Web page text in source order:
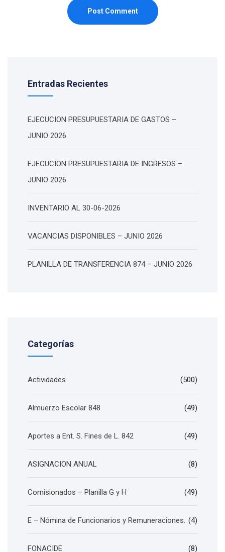
Post Comment
Entradas Recientes
EJECUCION PRESUPUESTARIA DE GASTOS –
JUNIO 2026
EJECUCION PRESUPUESTARIA DE INGRESOS –
JUNIO 2026
INVENTARIO AL 30-06-2026
VACANCIAS DISPONIBLES – JUNIO 2026
PLANILLA DE TRANSFERENCIA 874 – JUNIO 2026
Categorías
Actividades (500)
Almuerzo Escolar 848 (49)
Aportes a Ent. S. Fines de L. 842 (49)
ASIGNACION ANUAL (8)
Comisionados – Planilla G y H (49)
E – Nómina de Funcionarios y Remuneraciones. (4)
FONACIDE (8)